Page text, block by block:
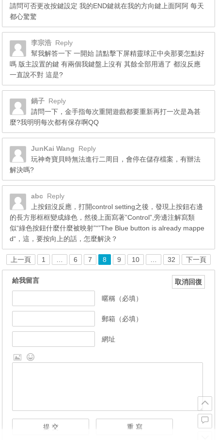
請問可否更改按鍵設定 我的END鍵就在我的方向鍵上面阿阿 每天
都心驚驚
李宗浩 Reply
幫我解答一下 一開始 請點擊下屏精靈球正中央那要怎點好
嗎 版主設置的鍵 有兩個我鍵盤上沒有 其餘全部用過了 都沒反應
一直說不對 這是?
鍋子 Reply
請問一下，金手指每次重開遊戲都要重新再打一次是為甚
麼?我明明每次都有保存啊QQ
JunKai Wang
Reply
玩神奇寶貝時無法進行二周目，會停在儲存檔案，有辦法
解決嗎?
abc Reply
上按鈕沒反應，打開control setting之後，發現上按鈕右邊
的長方形框框變成綠色，然後上面寫著”Control”,旁邊注解寫類
似“綠色按鈕什麼什麼被映射”“”The Blue button is already mappe
d“，這，要按向上的話，怎麼解決？
上一頁 1 … 6 7 8 9 10 … 32 下一頁
給我留言 取消回復
暱稱（必填）
郵箱（必填）
網址